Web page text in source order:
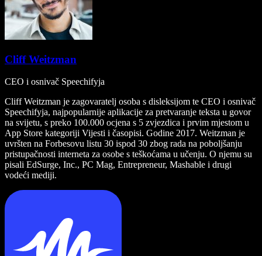
Cliff Weitzman
CEO i osnivač Speechifyja
Cliff Weitzman je zagovaratelj osoba s disleksijom te CEO i osnivač
Speechifyja, najpopularnije aplikacije za pretvaranje teksta u govor
na svijetu, s preko 100.000 ocjena s 5 zvjezdica i prvim mjestom u
App Store kategoriji Vijesti i časopisi. Godine 2017. Weitzman je
uvršten na Forbesovu listu 30 ispod 30 zbog rada na poboljšanju
pristupačnosti interneta za osobe s teškoćama u učenju. O njemu su
pisali EdSurge, Inc., PC Mag, Entrepreneur, Mashable i drugi
vodeći mediji.